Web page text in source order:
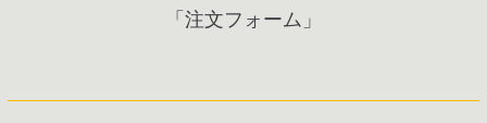
「注文フォーム」